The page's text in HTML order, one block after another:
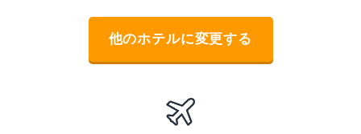
他のホテルに変更する